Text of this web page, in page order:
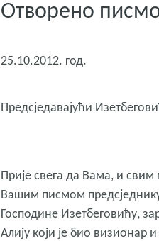
Отворено
25.10.2012. год.
Предсједавајући
Прије свега да Вама, и
Вашим писмом
Господине Изетбеговићу,
Алију који је био визионар